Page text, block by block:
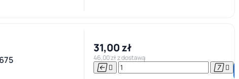
31,00 zł
46,00 zł z dostawą
   